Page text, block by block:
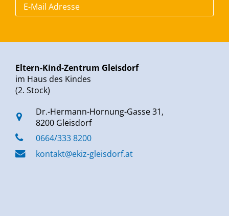
Eltern-Kind-Zentrum Gleisdorf
im Haus des Kindes
(2. Stock)
Dr.-Hermann-Hornung-Gasse 31,
8200 Gleisdorf
0664/333 8200
kontakt@ekiz-gleisdorf.at